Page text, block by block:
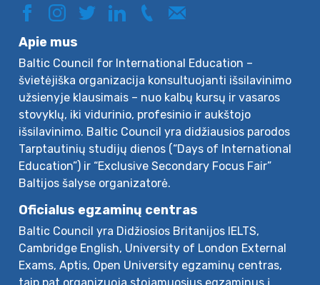
Apie mus
Baltic Council for International Education –
švietėjiška organizacija konsultuojanti išsilavinimo
užsienyje klausimais – nuo kalbų kursų ir vasaros
stovyklų, iki vidurinio, profesinio ir aukštojo
išsilavinimo. Baltic Council yra didžiausios parodos
Tarptautinių studijų dienos (“Days of International
Education”) ir “Exclusive Secondary Focus Fair”
Baltijos šalyse organizatorė.
Oficialus egzaminų centras
Baltic Council yra Didžiosios Britanijos IELTS,
Cambridge English, University of London External
Exams, Aptis, Open University egzaminų centras,